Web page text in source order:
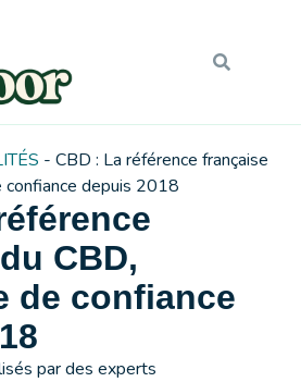
- CBD : La référence française
confiance depuis 2018
CBD,
de confiance
par des experts